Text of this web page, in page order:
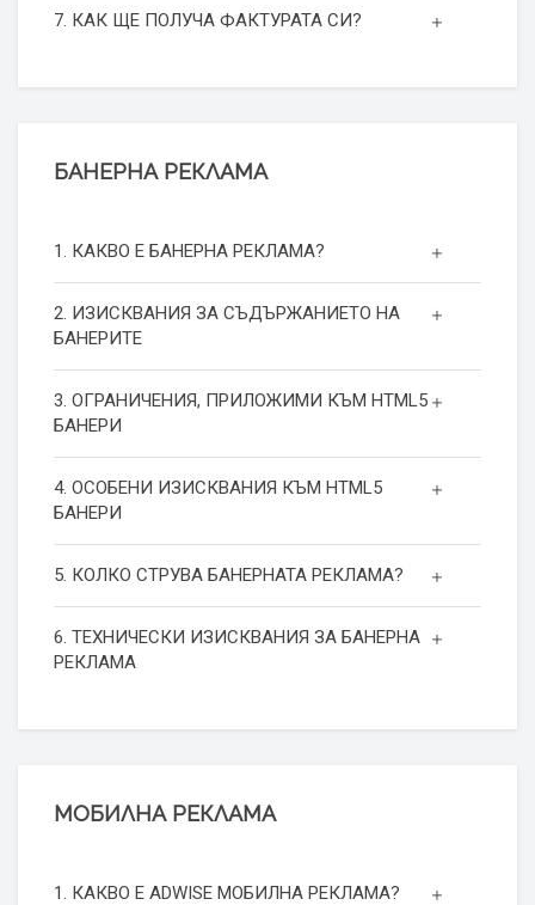
7. КАК ЩЕ ПОЛУЧА ФАКТУРАТА СИ?
БАНЕРНА РЕКЛАМА
1. КАКВО Е БАНЕРНА РЕКЛАМА?
2. ИЗИСКВАНИЯ ЗА СЪДЪРЖАНИЕТО НА
БАНЕРИТЕ
3. ОГРАНИЧЕНИЯ, ПРИЛОЖИМИ КЪМ HTML5
БАНЕРИ
4. ОСОБЕНИ ИЗИСКВАНИЯ КЪМ HTML5
БАНЕРИ
5. КОЛКО СТРУВА БАНЕРНАТА РЕКЛАМА?
6. ТЕХНИЧЕСКИ ИЗИСКВАНИЯ ЗА БАНЕРНА
РЕКЛАМА
МОБИЛНА РЕКЛАМА
1. КАКВО Е ADWISE МОБИЛНА РЕКЛАМА?